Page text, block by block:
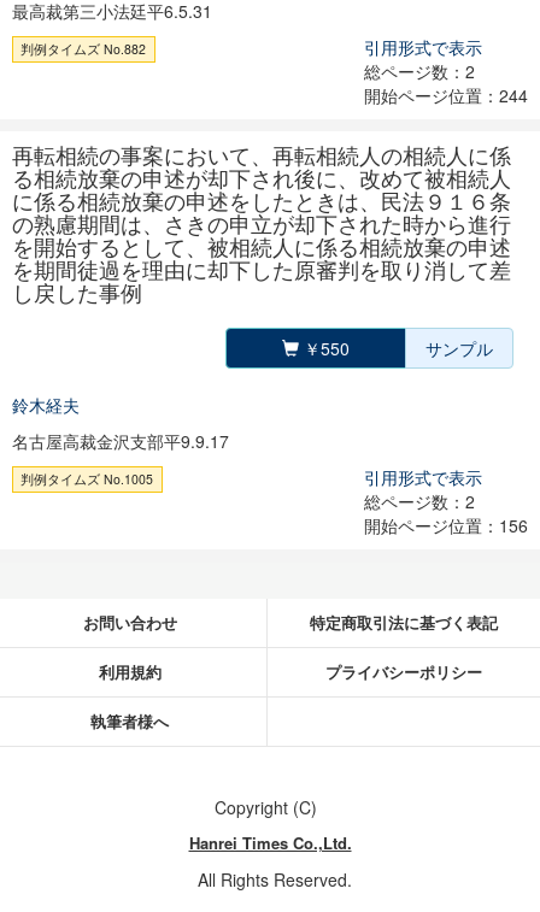
最高裁第三小法廷平6.5.31
判例タイムズ No.882
引用形式で表示
総ページ数：2
開始ページ位置：244
再転相続の事案において、再転相続人の相続人に係
る相続放棄の申述が却下され後に、改めて被相続人
に係る相続放棄の申述をしたときは、民法９１６条
の熟慮期間は、さきの申立が却下された時から進行
を開始するとして、被相続人に係る相続放棄の申述
を期間徒過を理由に却下した原審判を取り消して差
し戻した事例
￥550 サンプル
鈴木経夫
名古屋高裁金沢支部平9.9.17
判例タイムズ No.1005
引用形式で表示
総ページ数：2
開始ページ位置：156
お問い合わせ 特定商取引法に基づく表記
利用規約 プライバシーポリシー
執筆者様へ
Copyright (C)
Hanrei Times Co.,Ltd.
All Rights Reserved.